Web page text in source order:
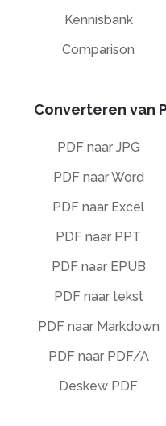
Kennisbank
Comparison
Converteren van
PDF naar JPG
PDF naar Word
PDF naar Excel
PDF naar PPT
PDF naar EPUB
PDF naar tekst
PDF naar Markdown
PDF naar PDF/A
Deskew PDF